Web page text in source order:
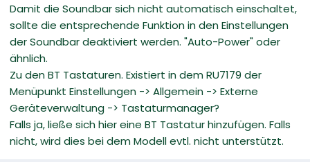
Damit die Soundbar sich nicht automatisch einschaltet,
sollte die entsprechende Funktion in den Einstellungen
der Soundbar deaktiviert werden. "Auto-Power" oder
ähnlich.
Zu den BT Tastaturen. Existiert in dem RU7179 der
Menüpunkt Einstellungen -> Allgemein -> Externe
Geräteverwaltung -> Tastaturmanager?
Falls ja, ließe sich hier eine BT Tastatur hinzufügen. Falls
nicht, wird dies bei dem Modell evtl. nicht unterstützt.